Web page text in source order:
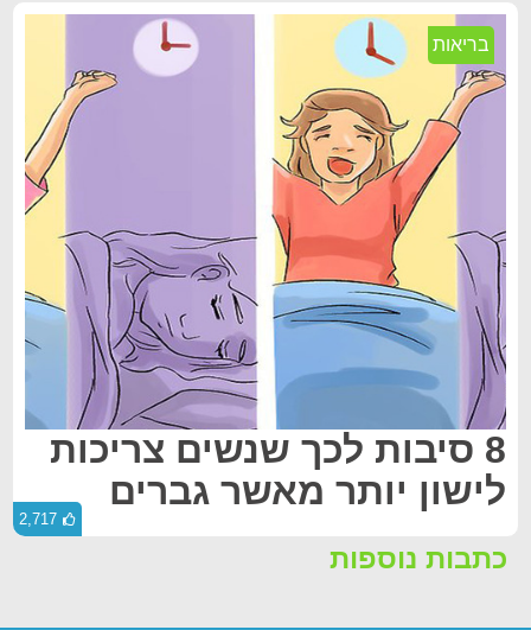
בריאות
8 סיבות לכך שנשים צריכות
לישון יותר מאשר גברים
2,717
כתבות נוספות